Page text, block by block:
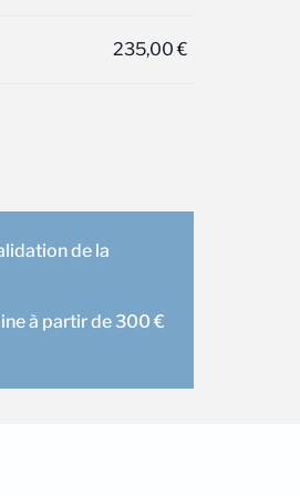
235,00€
de la
à partir de 300 €